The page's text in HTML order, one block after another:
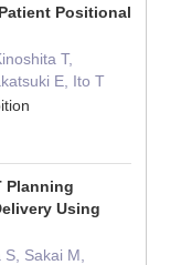
Positional
T,
E, Ito T
Planning
Using
Sakai M,